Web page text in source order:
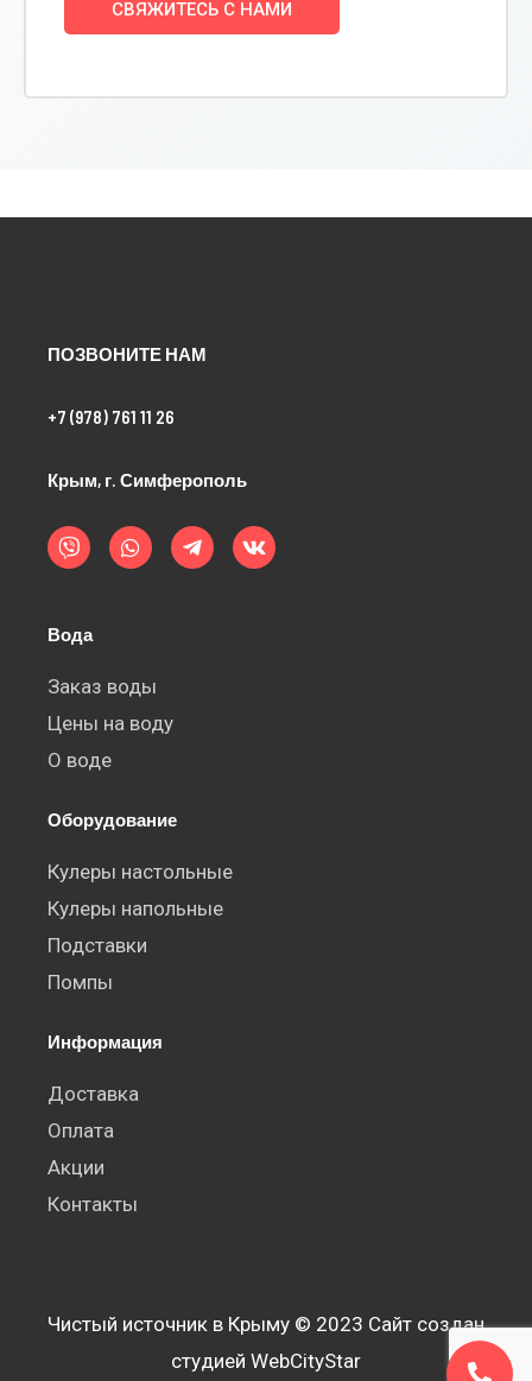
ПОЗВОНИТЕ НАМ
+7 (978) 761 11 26
Крым, г. Симферополь
i
b
e
h
a
t
e
l
e
k
Вода
Заказ воды
Цены на воду
О воде
Оборудование
Кулеры настольные
Кулеры напольные
Подставки
Помпы
Информация
Доставка
Оплата
Акции
Контакты
Чистый источник в Крыму © 2023 Сайт создан
студией WebCityStar